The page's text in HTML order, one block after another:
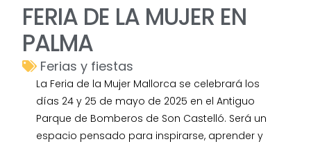
FERIA DE LA MUJER EN
PALMA
Ferias y fiestas
La Feria de la Mujer Mallorca se celebrará los
días 24 y 25 de mayo de 2025 en el Antiguo
Parque de Bomberos de Son Castelló. Será un
espacio pensado para inspirarse, aprender y